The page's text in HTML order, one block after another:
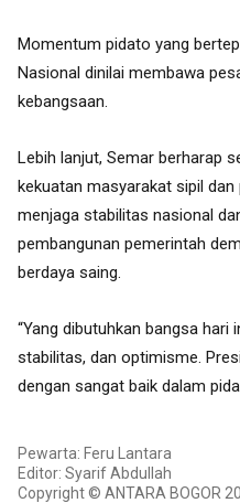
Momentum pidato yang
Nasional dinilai membawa
kebangsaan.
Lebih lanjut, Semar berharap
kekuatan masyarakat sipil
menjaga stabilitas nasional
pembangunan pemerintah
berdaya saing.
“Yang dibutuhkan bangsa hari
stabilitas, dan optimisme.
dengan sangat baik dalam
Pewarta: Feru Lantara
Editor: Syarif Abdullah
Copyright © ANTARA BOGOR